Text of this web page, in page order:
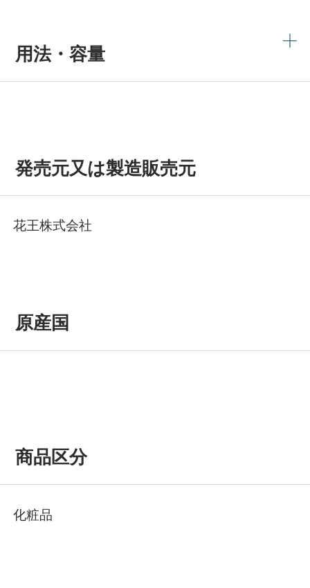
用法・容量
発売元又は製造販売元
花王株式会社
原産国
商品区分
化粧品